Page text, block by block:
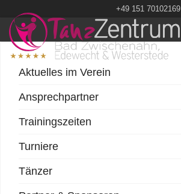
+49 151 70102169
Aktuelles im Verein
Ansprechpartner
Trainingszeiten
Turniere
Tänzer